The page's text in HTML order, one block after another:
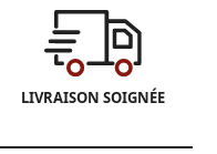
LIVRAISON SOIGNÉE